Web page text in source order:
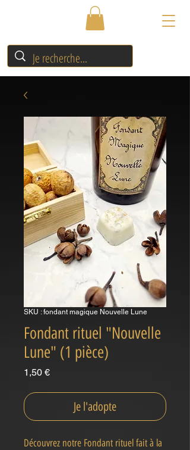
SKU : fondant magique Nouvelle Lune
Fondant rituel "Nouvelle
Lune" (1 pièce)
1,50 €Prix
Je l'adopte
Découvrez notre Fondant rituel fait à la